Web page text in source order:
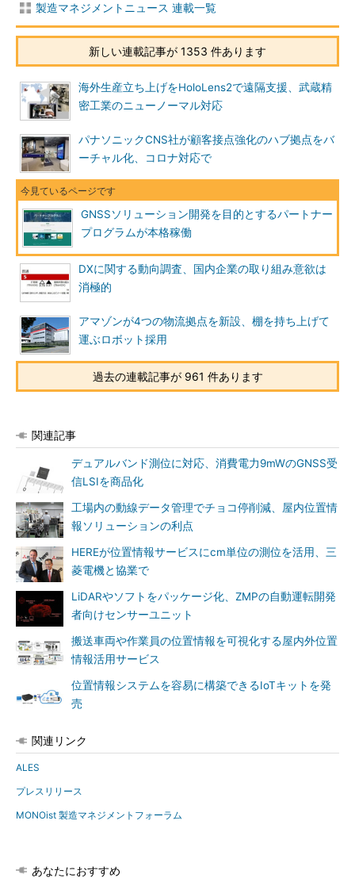
製造マネジメントニュース 連載一覧
新しい連載記事が 1353 件あります
海外生産立ち上げをHoloLens2で遠隔支援、武蔵精
密工業のニューノーマル対応
パナソニックCNS社が顧客接点強化のハブ拠点をバ
ーチャル化、コロナ対応で
GNSSソリューション開発を目的とするパートナー
プログラムが本格稼働
DXに関する動向調査、国内企業の取り組み意欲は
消極的
アマゾンが4つの物流拠点を新設、棚を持ち上げて
運ぶロボット採用
過去の連載記事が 961 件あります
関連記事
デュアルバンド測位に対応、消費電力9mWのGNSS受
信LSIを商品化
工場内の動線データ管理でチョコ停削減、屋内位置情
報ソリューションの利点
HEREが位置情報サービスにcm単位の測位を活用、三
菱電機と協業で
LiDARやソフトをパッケージ化、ZMPの自動運転開発
者向けセンサーユニット
搬送車両や作業員の位置情報を可視化する屋内外位置
情報活用サービス
位置情報システムを容易に構築できるIoTキットを発
売
関連リンク
ALES
プレスリリース
MONOist 製造マネジメントフォーラム
あなたにおすすめ